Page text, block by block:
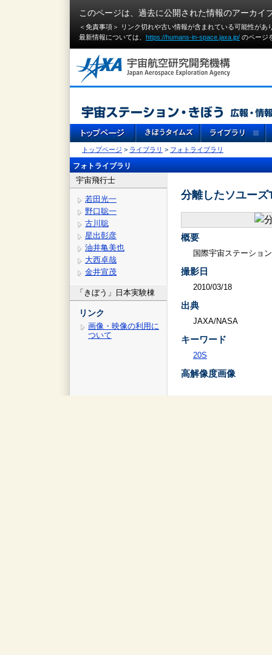
このページは、過去に公開された情報のアーカイ
＜免責事項＞ リンク切れや古い情報が含まれている可能性が
最新情報については、 https://humans-in-space.jaxa.jp/ のページ
トップページ > ライブラリ > フォトライブラリ
フォトライブラリ
宇宙飛行士
若田光一
野口聡一
古川聡
星出彰彦
油井亀美也
大西卓哉
金井宣茂
「きぼう」日本実験棟
リンク
画像・映像の利用に
ついて
分離したソユー
概要
国際宇宙ステーショ
撮影日
2010/03/18
出典
JAXA/NASA
キーワード
20S
高解像度画像